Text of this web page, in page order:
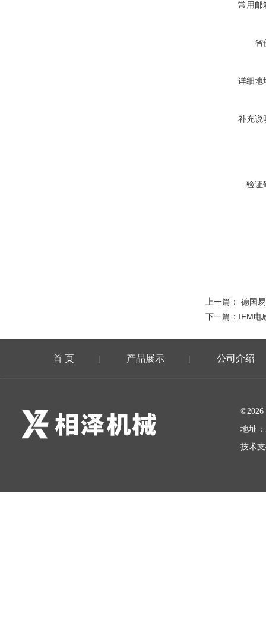
常用邮
省
详细地
补充说
验证
上一篇： 德国
下一篇： IFM电
首 页 | 产品展示 | 公司介绍
地址
技术